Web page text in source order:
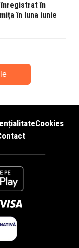
înregistrat în
în luna iunie
Cookies